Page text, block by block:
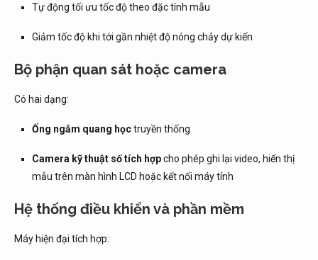
Tự động tối ưu tốc độ theo đặc tính mẫu
Giảm tốc độ khi tới gần nhiệt độ nóng chảy dự kiến
Bộ phận quan sát hoặc camera
Có hai dạng:
Ống ngắm quang họctruyền thống
Camera kỹ thuật số tích hợpcho phép ghi lại video, hiển thị
mẫu trên màn hình LCD hoặc kết nối máy tính
Hệ thống điều khiển và phần mềm
Máy hiện đại tích hợp: